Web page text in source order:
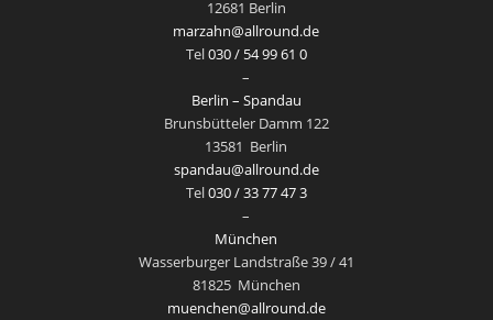
12681 Berlin
marzahn@allround.de
Tel030 / 54 99 61 0
–
Berlin – Spandau
Brunsbütteler Damm 122
13581 Berlin
spandau@allround.de
Tel030 / 33 77 47 3
–
München
Wasserburger Landstraße 39 / 41
81825 München
muenchen@allround.de